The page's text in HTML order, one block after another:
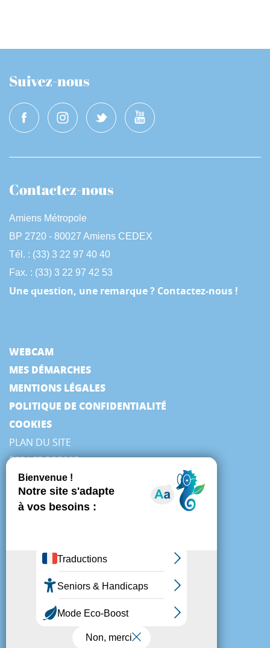
Suivez-nous
Contactez-nous
Amiens Métropole
BP 2720 - 80027 Amiens CEDEX
Tél. : (33) 3 22 97 40 40
Fax. : (33) 3 22 97 42 53
Une question, une remarque ? Contactez-nous !
WEBCAM
MES DÉMARCHES
MENTIONS LÉGALES
POLITIQUE DE CONFIDENTIALITÉ
COOKIES
PLAN DU SITE
ESPACE PRESSE